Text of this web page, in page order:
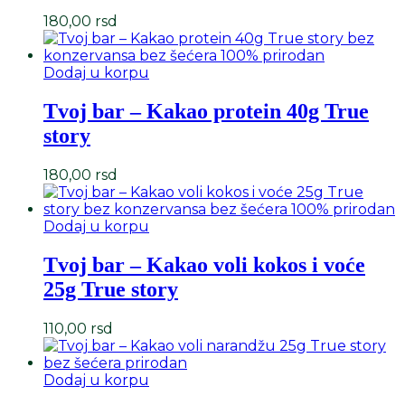
180,00 rsd
Dodaj u korpu
Tvoj bar – Kakao protein 40g True
story
180,00 rsd
Dodaj u korpu
Tvoj bar – Kakao voli kokos i voće
25g True story
110,00 rsd
Dodaj u korpu